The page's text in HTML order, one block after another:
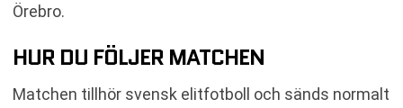
Örebro.
HUR DU FÖLJER MATCHEN
Matchen tillhör svensk elitfotboll och sänds normalt